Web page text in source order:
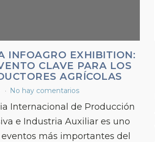
INFOAGRO EXHIBITION:
CLAVE PARA LOS
AGRÍCOLAS
No hay comentarios
Internacional de Producción
e Industria Auxiliar es uno
eventos más importantes del